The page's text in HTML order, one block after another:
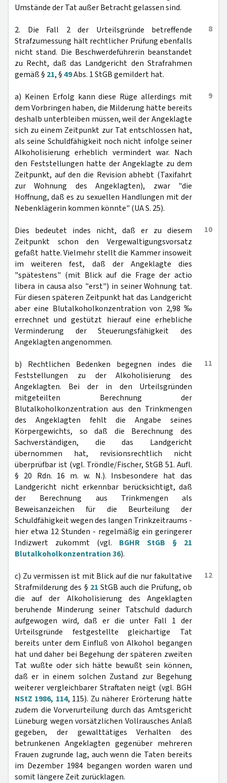
Umstände der Tat außer Betracht gelassen sind.
8
2. Die Fall 2 der Urteilsgründe betreffende
Strafzumessung hält rechtlicher Prüfung ebenfalls
nicht stand. Die Beschwerdeführerin beanstandet
zu Recht, daß das Landgericht den Strafrahmen
gemäß § 21, §49Abs. 1 StGB gemildert hat.
9
a) Keinen Erfolg kann diese Rüge allerdings mit
dem Vorbringen haben, die Milderung hätte bereits
deshalb unterbleiben müssen, weil der Angeklagte
sich zu einem Zeitpunkt zur Tat entschlossen hat,
als seine Schuldfähigkeit noch nicht infolge seiner
Alkoholisierung erheblich vermindert war. Nach
den Feststellungen hatte der Angeklagte zu dem
Zeitpunkt, auf den die Revision abhebt (Taxifahrt
zur Wohnung des Angeklagten), zwar "die
Hoffnung, daß es zu sexuellen Handlungen mit der
Nebenklägerin kommen könnte" (UA S. 25).
10
Dies bedeutet indes nicht, daß er zu diesem
Zeitpunkt schon den Vergewaltigungsvorsatz
gefaßt hatte. Vielmehr stellt die Kammer insoweit
im weiteren fest, daß der Angeklagte dies
"spätestens" (mit Blick auf die Frage der actio
libera in causa also "erst") in seiner Wohnung tat.
Für diesen späteren Zeitpunkt hat das Landgericht
aber eine Blutalkoholkonzentration von 2,98 ‰
errechnet und gestützt hierauf eine erhebliche
Verminderung der Steuerungsfähigkeit des
Angeklagten angenommen.
11
b) Rechtlichen Bedenken begegnen indes die
Feststellungen zu der Alkoholisierung des
Angeklagten. Bei der in den Urteilsgründen
mitgeteilten Berechnung der
Blutalkoholkonzentration aus den Trinkmengen
des Angeklagten fehlt die Angabe seines
Körpergewichts, so daß die Berechnung des
Sachverständigen, die das Landgericht
übernommen hat, revisionsrechtlich nicht
überprüfbar ist (vgl. Tröndle/Fischer, StGB 51. Aufl.
§ 20 Rdn. 16 m. w. N.). Insbesondere hat das
Landgericht nicht erkennbar berücksichtigt, daß
der Berechnung aus Trinkmengen als
Beweisanzeichen für die Beurteilung der
Schuldfähigkeit wegen des langen Trinkzeitraums -
hier etwa 12 Stunden - regelmäßig ein geringerer
Indizwert zukommt (vgl. BGHR StGB § 21
Blutalkoholkonzentration 36).
12
c) Zu vermissen ist mit Blick auf die nur fakultative
Strafmilderung des § 21 StGB auch die Prüfung, ob
die auf der Alkoholisierung des Angeklagten
beruhende Minderung seiner Tatschuld dadurch
aufgewogen wird, daß er die unter Fall 1 der
Urteilsgründe festgestellte gleichartige Tat
bereits unter dem Einfluß von Alkohol begangen
hat und daher bei Begehung der späteren zweiten
Tat wußte oder sich hätte bewußt sein können,
daß er in einem solchen Zustand zur Begehung
weiterer vergleichbarer Straftaten neigt (vgl. BGH
NStZ 1986, 114, 115). Zu näherer Erörterung hätte
zudem die Vorverurteilung durch das Amtsgericht
Lüneburg wegen vorsätzlichen Vollrausches Anlaß
gegeben, der gewalttätiges Verhalten des
betrunkenen Angeklagten gegenüber mehreren
Frauen zugrunde lag, auch wenn die Taten bereits
im Dezember 1984 begangen worden waren und
somit längere Zeit zurücklagen.